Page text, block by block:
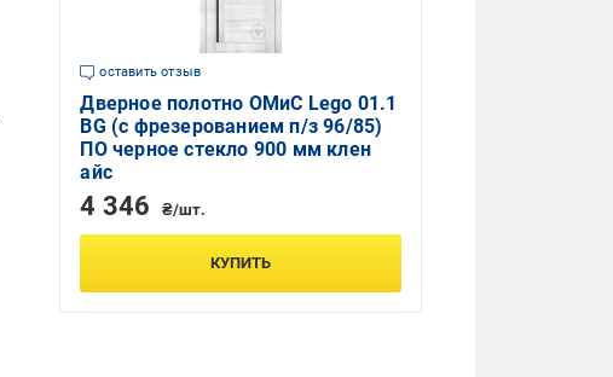
оставить отзыв
Дверное полотно ОМиС Lego 01.1
BG (с фрезерованием п/з 96/85)
ПО черное стекло 900 мм клен
айс
4 346 ₴/шт.
КУПИТЬ